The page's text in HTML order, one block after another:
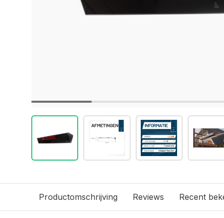
Productomschrijving Reviews Recent